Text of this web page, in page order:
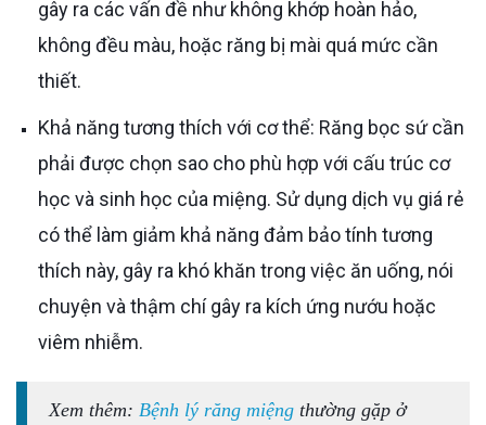
gây ra các vấn đề như không khớp hoàn hảo,
không đều màu, hoặc răng bị mài quá mức cần
thiết.
Khả năng tương thích với cơ thể: Răng bọc sứ cần
phải được chọn sao cho phù hợp với cấu trúc cơ
học và sinh học của miệng. Sử dụng dịch vụ giá rẻ
có thể làm giảm khả năng đảm bảo tính tương
thích này, gây ra khó khăn trong việc ăn uống, nói
chuyện và thậm chí gây ra kích ứng nướu hoặc
viêm nhiễm.
Xem thêm: Bệnh lý răng miệng thường gặp ở